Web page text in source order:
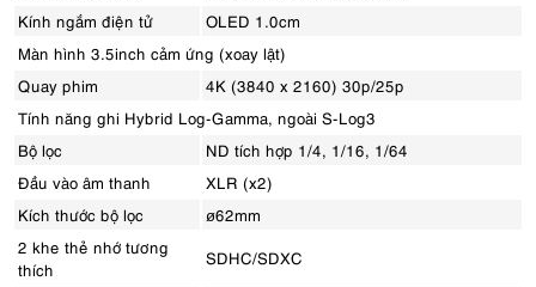
Kính ngắm điện tử
OLED 1.0cm
Màn hình 3.5inch cảm ứng (xoay lật)
Quay phim
4K (3840 x 2160) 30p/25p
Tính năng ghi Hybrid Log-Gamma, ngoài S-Log3
Bộ lọc
ND tích hợp 1/4, 1/16, 1/64
Đầu vào âm thanh
XLR (x2)
Kích thước bộ lọc
ø62mm
2 khe thẻ nhớ tương
thích
SDHC/SDXC